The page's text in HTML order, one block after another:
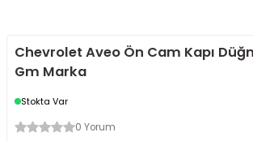
Chevrolet Aveo Ön Cam Kapı
Gm Marka
Stokta Var
0 Yorum